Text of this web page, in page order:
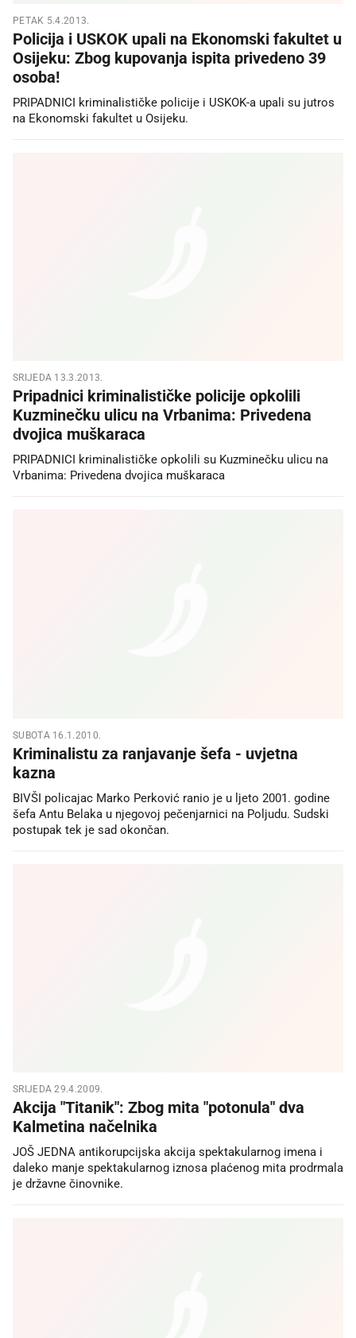
PETAK 5.4.2013.
Policija i USKOK upali na Ekonomski fakultet u
Osijeku: Zbog kupovanja ispita privedeno 39
osoba!
PRIPADNICI kriminalističke policije i USKOK-a upali su jutros
na Ekonomski fakultet u Osijeku.
SRIJEDA 13.3.2013.
Pripadnici kriminalističke policije opkolili
Kuzminečku ulicu na Vrbanima: Privedena
dvojica muškaraca
PRIPADNICI kriminalističke opkolili su Kuzminečku ulicu na
Vrbanima: Privedena dvojica muškaraca
SUBOTA 16.1.2010.
Kriminalistu za ranjavanje šefa - uvjetna
kazna
BIVŠI policajac Marko Perković ranio je u ljeto 2001. godine
šefa Antu Belaka u njegovoj pečenjarnici na Poljudu. Sudski
postupak tek je sad okončan.
SRIJEDA 29.4.2009.
Akcija "Titanik": Zbog mita "potonula" dva
Kalmetina načelnika
JOŠ JEDNA antikorupcijska akcija spektakularnog imena i
daleko manje spektakularnog iznosa plaćenog mita prodrmala
je državne činovnike.